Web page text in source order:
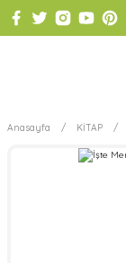
Anasayfa KİTAP